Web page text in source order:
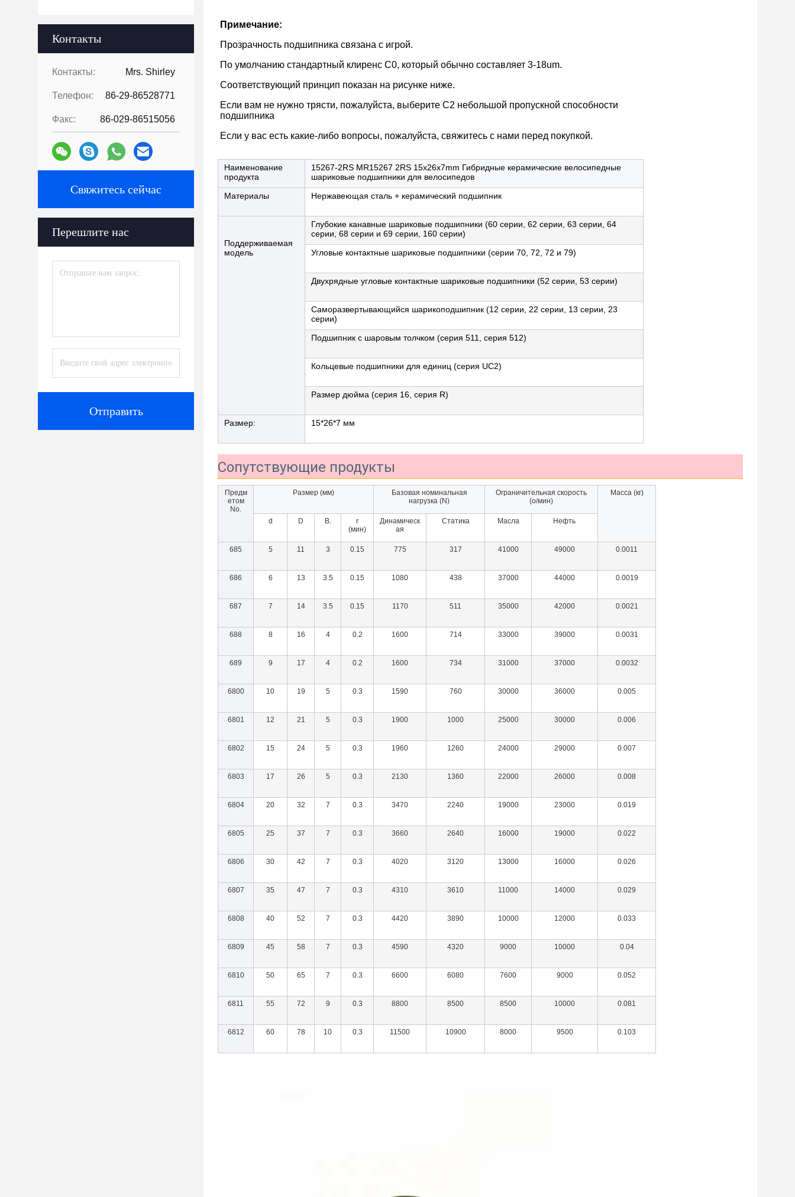
Контакты
Контакты: Mrs. Shirley
Телефон: 86-29-86528771
Факс: 86-029-86515056
Свяжитесь сейчас
Перешлите нас
Отправить
Примечание:
Прозрачность подшипника связана с игрой.
По умолчанию стандартный клиренс C0, который обычно составляет 3-18um.
Соответствующий принцип показан на рисунке ниже.
Если вам не нужно трясти, пожалуйста, выберите C2 небольшой пропускной способности
подшипника
Если у вас есть какие-либо вопросы, пожалуйста, свяжитесь с нами перед покупкой.
Наименование
продукта
15267-2RS MR15267 2RS 15x26x7mm Гибридные керамические велосипедные
шариковые подшипники для велосипедов
Материалы
Нержавеющая сталь + керамический подшипник
Поддерживаемая
модель
Глубокие канавные шариковые подшипники (60 серии, 62 серии, 63 серии, 64
серии, 68 серии и 69 серии, 160 серии)
Угловые контактные шариковые подшипники (серии 70, 72, 72 и 79)
Двухрядные угловые контактные шариковые подшипники (52 серии, 53 серии)
Саморазвертывающийся шарикоподшипник (12 серии, 22 серии, 13 серии, 23
серии)
Подшипник с шаровым толчком (серия 511, серия 512)
Кольцевые подшипники для единиц (серия UC2)
Размер дюйма (серия 16, серия R)
Размер: 15*26*7 мм
Сопутствующие продукты
Предм
етом
No.
Размер (мм)
Базовая номинальная
нагрузка (N)
Ограничительная скорость
(о/мин)
Масса (кг)
d D В.
r
(мин)
Динамическ
ая
Статика Масла Нефть
685 5 11 3 0.15 775 317 41000 49000 0.0011
686 6 13 3.5 0.15 1080 438 37000 44000 0.0019
687 7 14 3.5 0.15 1170 511 35000 42000 0.0021
688 8 16 4 0.2 1600 714 33000 39000 0.0031
689 9 17 4 0.2 1600 734 31000 37000 0.0032
6800 10 19 5 0.3 1590 760 30000 36000 0.005
6801 12 21 5 0.3 1900 1000 25000 30000 0.006
6802 15 24 5 0.3 1960 1260 24000 29000 0.007
6803 17 26 5 0.3 2130 1360 22000 26000 0.008
6804 20 32 7 0.3 3470 2240 19000 23000 0.019
6805 25 37 7 0.3 3660 2640 16000 19000 0.022
6806 30 42 7 0.3 4020 3120 13000 16000 0.026
6807 35 47 7 0.3 4310 3610 11000 14000 0.029
6808 40 52 7 0.3 4420 3890 10000 12000 0.033
6809 45 58 7 0.3 4590 4320 9000 10000 0.04
6810 50 65 7 0.3 6600 6080 7600 9000 0.052
6811 55 72 9 0.3 8800 8500 8500 10000 0.081
6812 60 78 10 0.3 11500 10900 8000 9500 0.103